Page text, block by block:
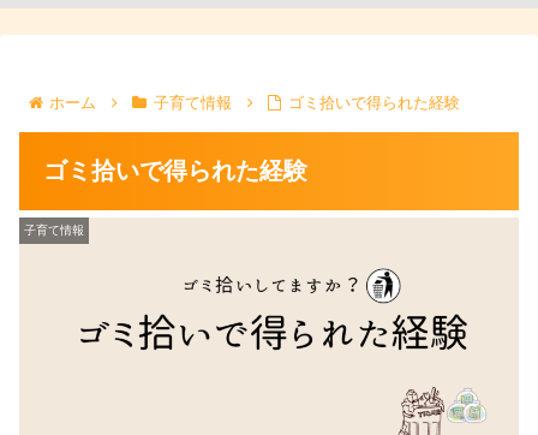
ホーム 子育て情報 ゴミ拾いで得られた経験
ゴミ拾いで得られた経験
子育て情報